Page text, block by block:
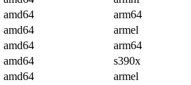
amd64
arm64
amd64
armel
amd64
arm64
amd64
s390x
amd64
armel